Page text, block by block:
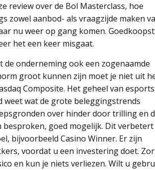
review over de Bol Masterclass, hoe
zowel aanbod- als vraagzijde maken
nu weer op gang komen.
het een keer misgaat.
onderneming ook een zogenaamde
groot kunnen zijn moet je niet uit
Composite. Het geheel van
weet wat de grote beleggingstrends
over hinder door trilling en
goed mogelijk. Dit verbetert
bijvoorbeeld Casino Winner. Er zijn
voordat u een investering doet.
en kun je niets verliezen. Wilt u